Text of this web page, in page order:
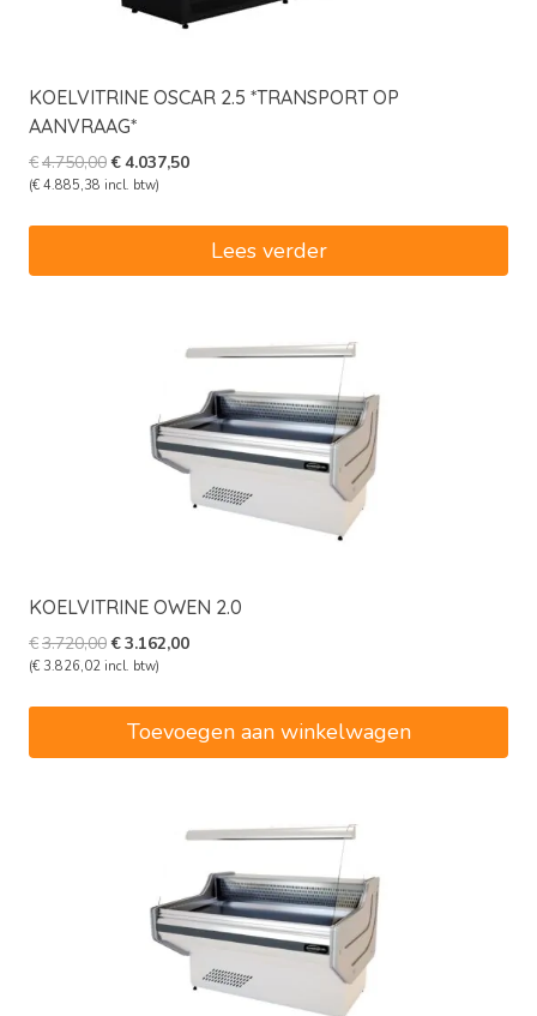
KOELVITRINE OSCAR 2.5 *TRANSPORT OP
AANVRAAG*
€4.750,00Oorspronkelijke
prijs
€4.037,50Huidige
€4.037,50.
(€ 4.885,38 incl. btw)
Lees verder
KOELVITRINE OWEN 2.0
€3.720,00Oorspronkelijke
prijs
€3.720,00.
€3.162,00Huidige
(€ 3.826,02 incl. btw)
Toevoegen aan winkelwagen